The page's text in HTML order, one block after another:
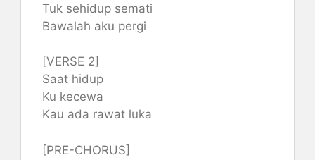
Tuk sehidup semati
Bawalah aku pergi
[VERSE 2]
Saat hidup
Ku kecewa
Kau ada rawat luka
[PRE-CHORUS]